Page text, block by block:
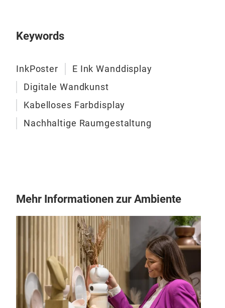
Keywords
InkPoster
E Ink Wanddisplay
Digitale Wandkunst
Kabelloses Farbdisplay
Nachhaltige Raumgestaltung
Mehr Informationen zur Ambiente